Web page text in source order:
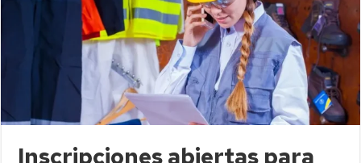
Inscripciones abiertas para